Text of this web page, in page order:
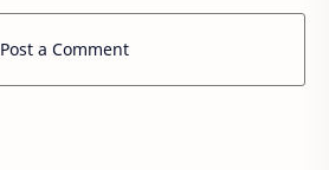
Post a Comment